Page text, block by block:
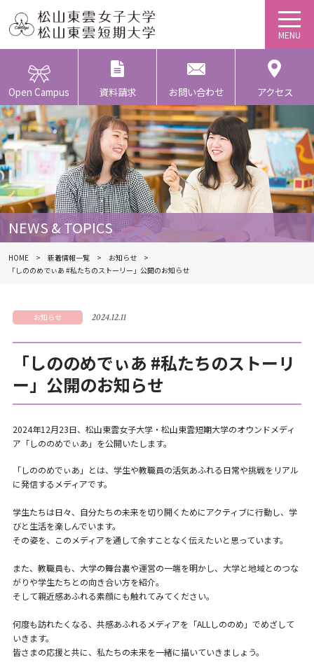
Open Campus 資料請求 お問い合わせ アクセス
NEWS & TOPICS
HOME 新着情報一覧
お知らせ
「しののめでぃあ #私たちのストーリー」公開のお知らせ
お知らせ 2024.12.11
「しののめでぃあ #私たちのストーリ
ー」公開のお知らせ
2024年12月23日、松山東雲女子大学・松山東雲短期大学のオウンドメディ
ア「しののめでぃあ」を公開いたします。
「しののめでぃあ」とは、学生や教職員の活気あふれる日常や挑戦をリアル
に発信するメディアです。
学生たちは日々、自分たちの未来を切り開くためにアクティブに行動し、学
びと生活を楽しんでいます。
その姿を、このメディアを通して余すことなく伝えたいと思っています。
また、教職員も、大学の舞台裏や運営の一端を明かし、大学と地域とのつな
がりや学生たちとの向き合い方を紹介。
そして親近感あふれる素顔にも触れてみてください。
何度も訪れたくなる、共感あふれるメディアを「ALLしののめ」でめざして
いきます。
皆さまの応援と共に、私たちの未来を一緒に描いていきましょう。